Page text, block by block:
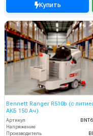
Купить
Bennett Ranger R510b (с
АКБ 150 Ач)
Артикул
Напряжение
Производитель